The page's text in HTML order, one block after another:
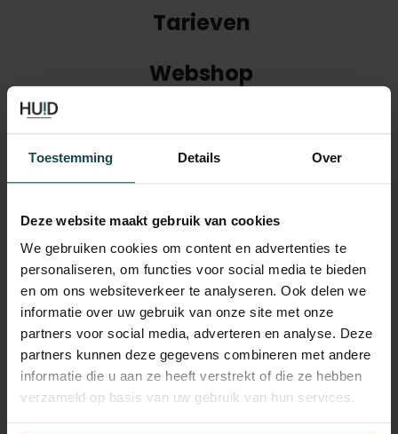
Toestemming Details Over
Deze website maakt gebruik van cookies
We gebruiken cookies om content en advertenties te
personaliseren, om functies voor social media te bieden
en om ons websiteverkeer te analyseren. Ook delen we
informatie over uw gebruik van onze site met onze
partners voor social media, adverteren en analyse. Deze
partners kunnen deze gegevens combineren met andere
informatie die u aan ze heeft verstrekt of die ze hebben
verzameld op basis van uw gebruik van hun services.
Tarieven
Webshop
Kennisbank
Vacatures
Impressie (foto's)
Onze locatie
Huid Den Haag